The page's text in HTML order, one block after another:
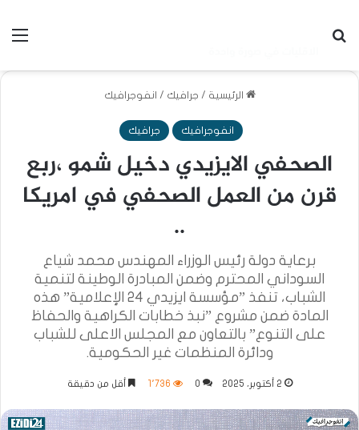
الرئيسية / جرافيك / انفوجرافيك
انفوجرافيك جرافيك
الصحفي الايزيدي دخيل شمو ،ربع
قرن من العمل الصحفي في امريكا
..
برعاية دولة رئيس الوزراء المهندس محمد شياع
السوداني المحترم وضمن المبادرة الوطينة لتنمية
الشباب، تنفذ ”مؤسسة ايزيدي 24 الإعلامية” هذه
المادة ضمن مشروع ”نبذ خطابات الكراهية والحفاظ
على التنوع” بالتعاون مع المجلس الاعلى للشباب
ودائرة المنظمات غير الحكومية.
2 أكتوبر، 2025 0 1٬736 أقل من دقيقة